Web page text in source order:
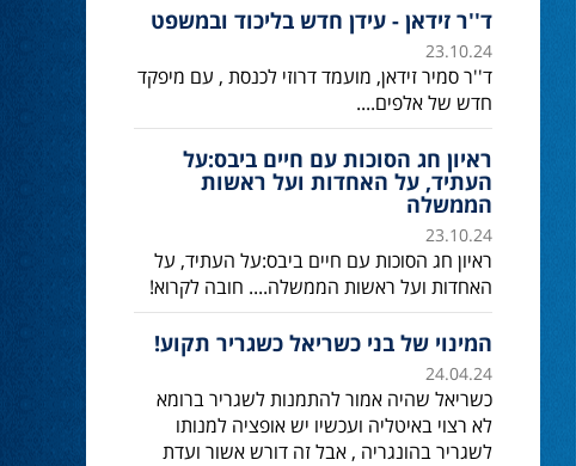
ד''ר זידאן - עידן חדש בליכוד ובמשפט
23.10.24
ד''ר סמיר זידאן, מועמד דרוזי לכנסת , עם מיפקד
חדש של אלפים....
ראיון חג הסוכות עם חיים ביבס:על
העתיד, על האחדות ועל ראשות
הממשלה
23.10.24
ראיון חג הסוכות עם חיים ביבס:על העתיד, על
האחדות ועל ראשות הממשלה.... חובה לקרוא!
המינוי של בני כשריאל כשגריר תקוע!
24.04.24
כשריאל שהיה אמור להתמנות לשגריר ברומא
לא רצוי באיטליה ועכשיו יש אופציה למנותו
לשגריר בהונגריה , אבל זה דורש אשור ועדת